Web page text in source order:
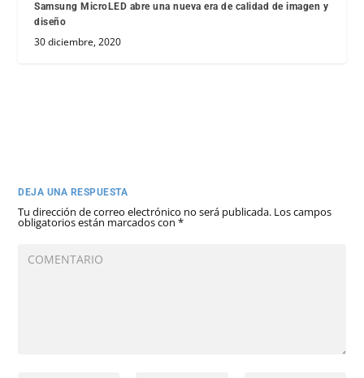
Samsung MicroLED abre una nueva era de calidad de imagen y
diseño
30 diciembre, 2020
DEJA UNA RESPUESTA
Tu dirección de correo electrónico no será publicada. Los campos
obligatorios están marcados con*